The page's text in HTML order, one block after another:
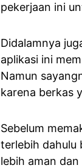
pekerjaan ini
Didalamnya
aplikasi ini
Namun
karena berkas
Sebelum
terlebih dahulu
lebih aman